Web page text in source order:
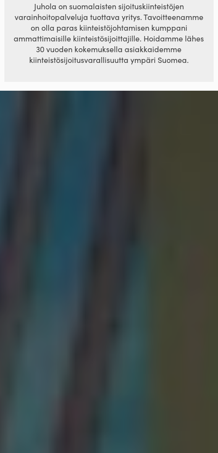
Juhola on suomalaisten sijoituskiinteistöjen
varainhoitopalveluja tuottava yritys. Tavoitteenamme
on olla paras kiinteistöjohtamisen kumppani
ammattimaisille kiinteistösijoittajille. Hoidamme lähes
30 vuoden kokemuksella asiakkaidemme
kiinteistösijoitusvarallisuutta ympäri Suomea.